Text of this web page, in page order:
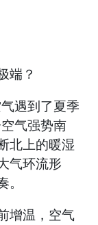
端？
遇到了夏季
气强势南
北上的暖湿
气环流形
增温，空气